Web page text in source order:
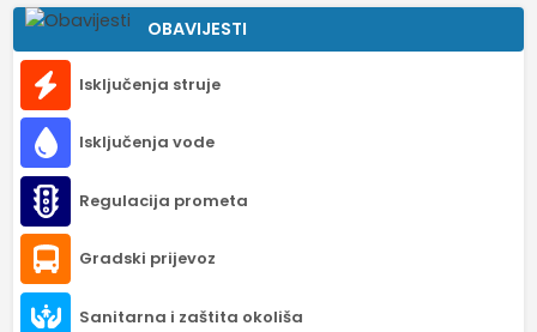
OBAVIJESTI
Isključenja struje
Isključenja vode
Regulacija prometa
Gradski prijevoz
Sanitarna i zaštita okoliša